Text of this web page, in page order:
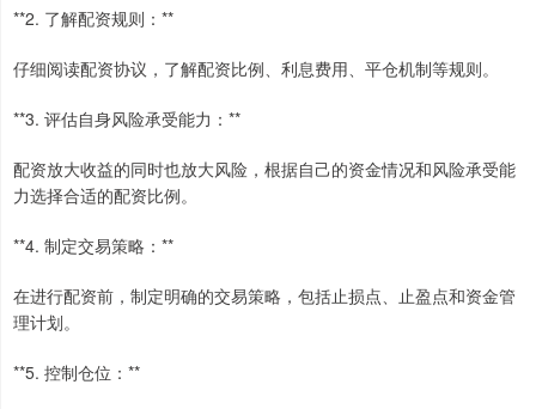
**2. 了解配资规则：**
仔细阅读配资协议，了解配资比例、利息费用、平仓机制等规则。
**3. 评估自身风险承受能力：**
配资放大收益的同时也放大风险，根据自己的资金情况和风险承受能
力选择合适的配资比例。
**4. 制定交易策略：**
在进行配资前，制定明确的交易策略，包括止损点、止盈点和资金管
理计划。
**5. 控制仓位：**